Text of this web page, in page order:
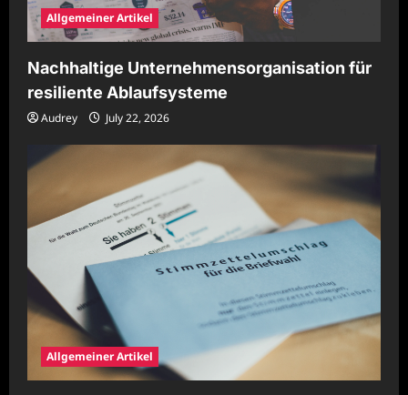
Allgemeiner Artikel
Nachhaltige Unternehmensorganisation für
resiliente Ablaufsysteme
Audrey July 22, 2026
Allgemeiner Artikel